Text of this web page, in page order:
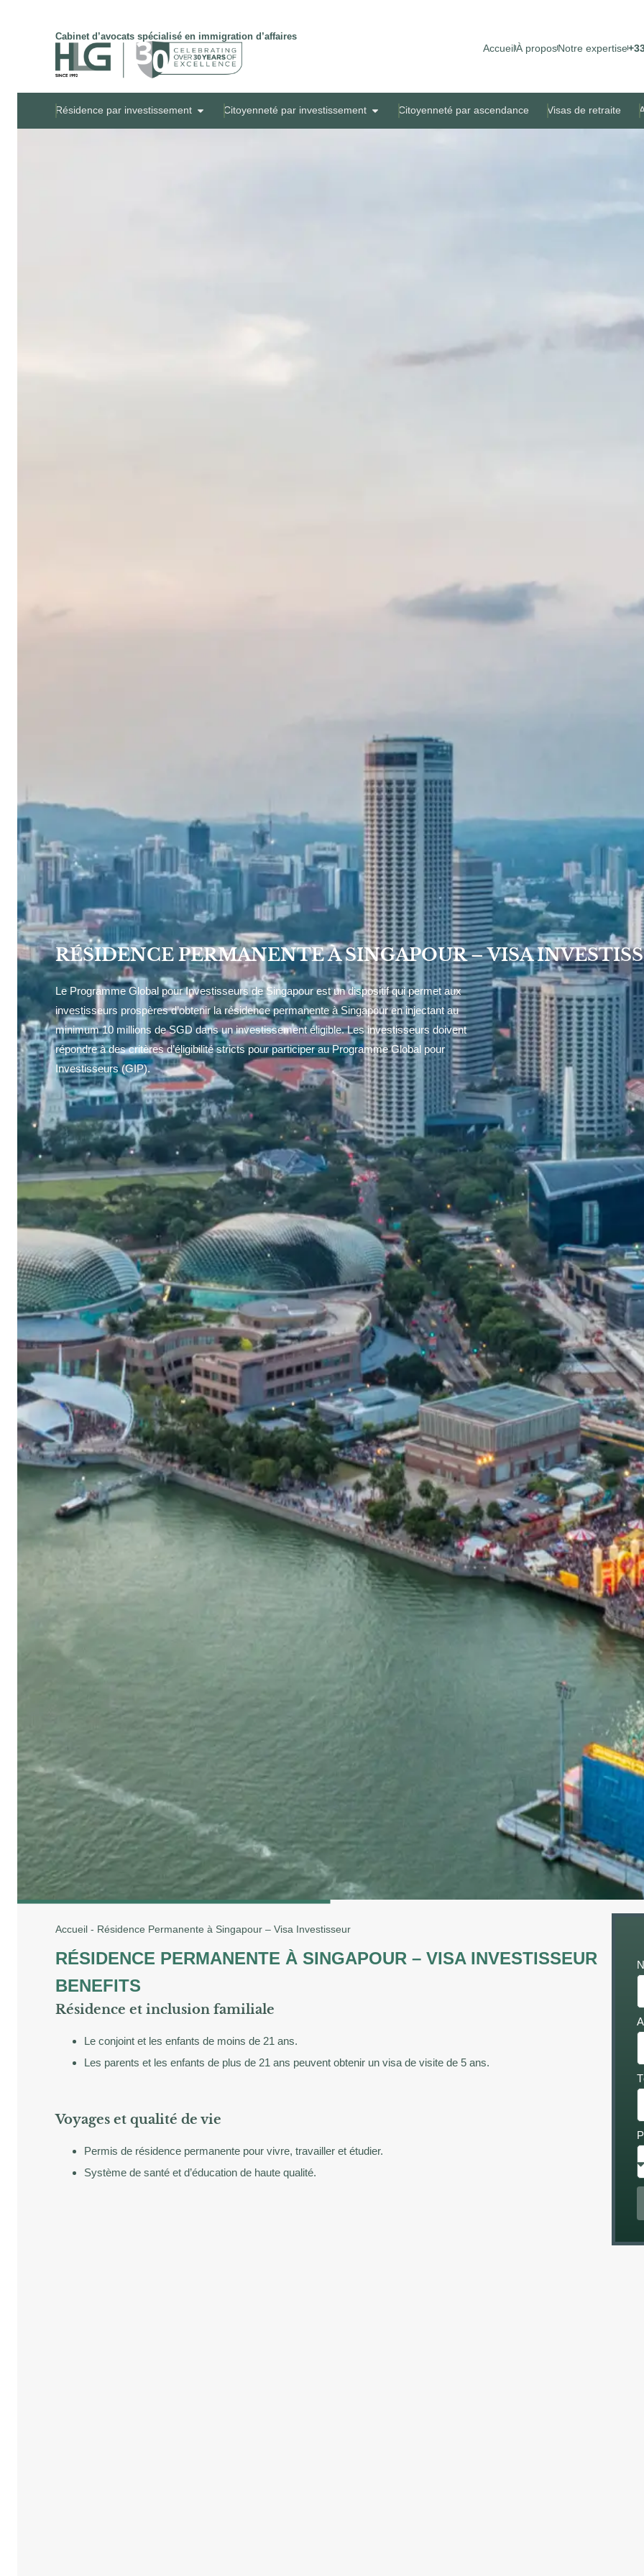
Cabinet d’avocats spécialisé en immigration d’affaires
AccueilÀ proposNotre expertise
Résidence par investissement Citoyenneté par investissement Citoyenneté par ascendance Visas de retraite
RÉSIDENCE PERMANENTE À SINGAPOUR – VISA
Le Programme Global pour Investisseurs de Singapour est un dispositif qui permet aux
investisseurs prospères d’obtenir la résidence permanente à Singapour en injectant au
minimum 10 millions de SGD dans un investissement éligible. Les investisseurs doivent
répondre à des critères d’éligibilité stricts pour participer au Programme Global pour
Investisseurs (GIP).
Accueil - Résidence Permanente à Singapour – Visa Investisseur
RÉSIDENCE PERMANENTE À SINGAPOUR – VISA INVESTISSEUR
BENEFITS
Résidence et inclusion familiale
Le conjoint et les enfants de moins de 21 ans.
Les parents et les enfants de plus de 21 ans peuvent obtenir un visa de visite de 5 ans.
Voyages et qualité de vie
Permis de résidence permanente pour vivre, travailler et étudier.
Système de santé et d’éducation de haute qualité.